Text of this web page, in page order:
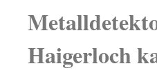
Haigerloch